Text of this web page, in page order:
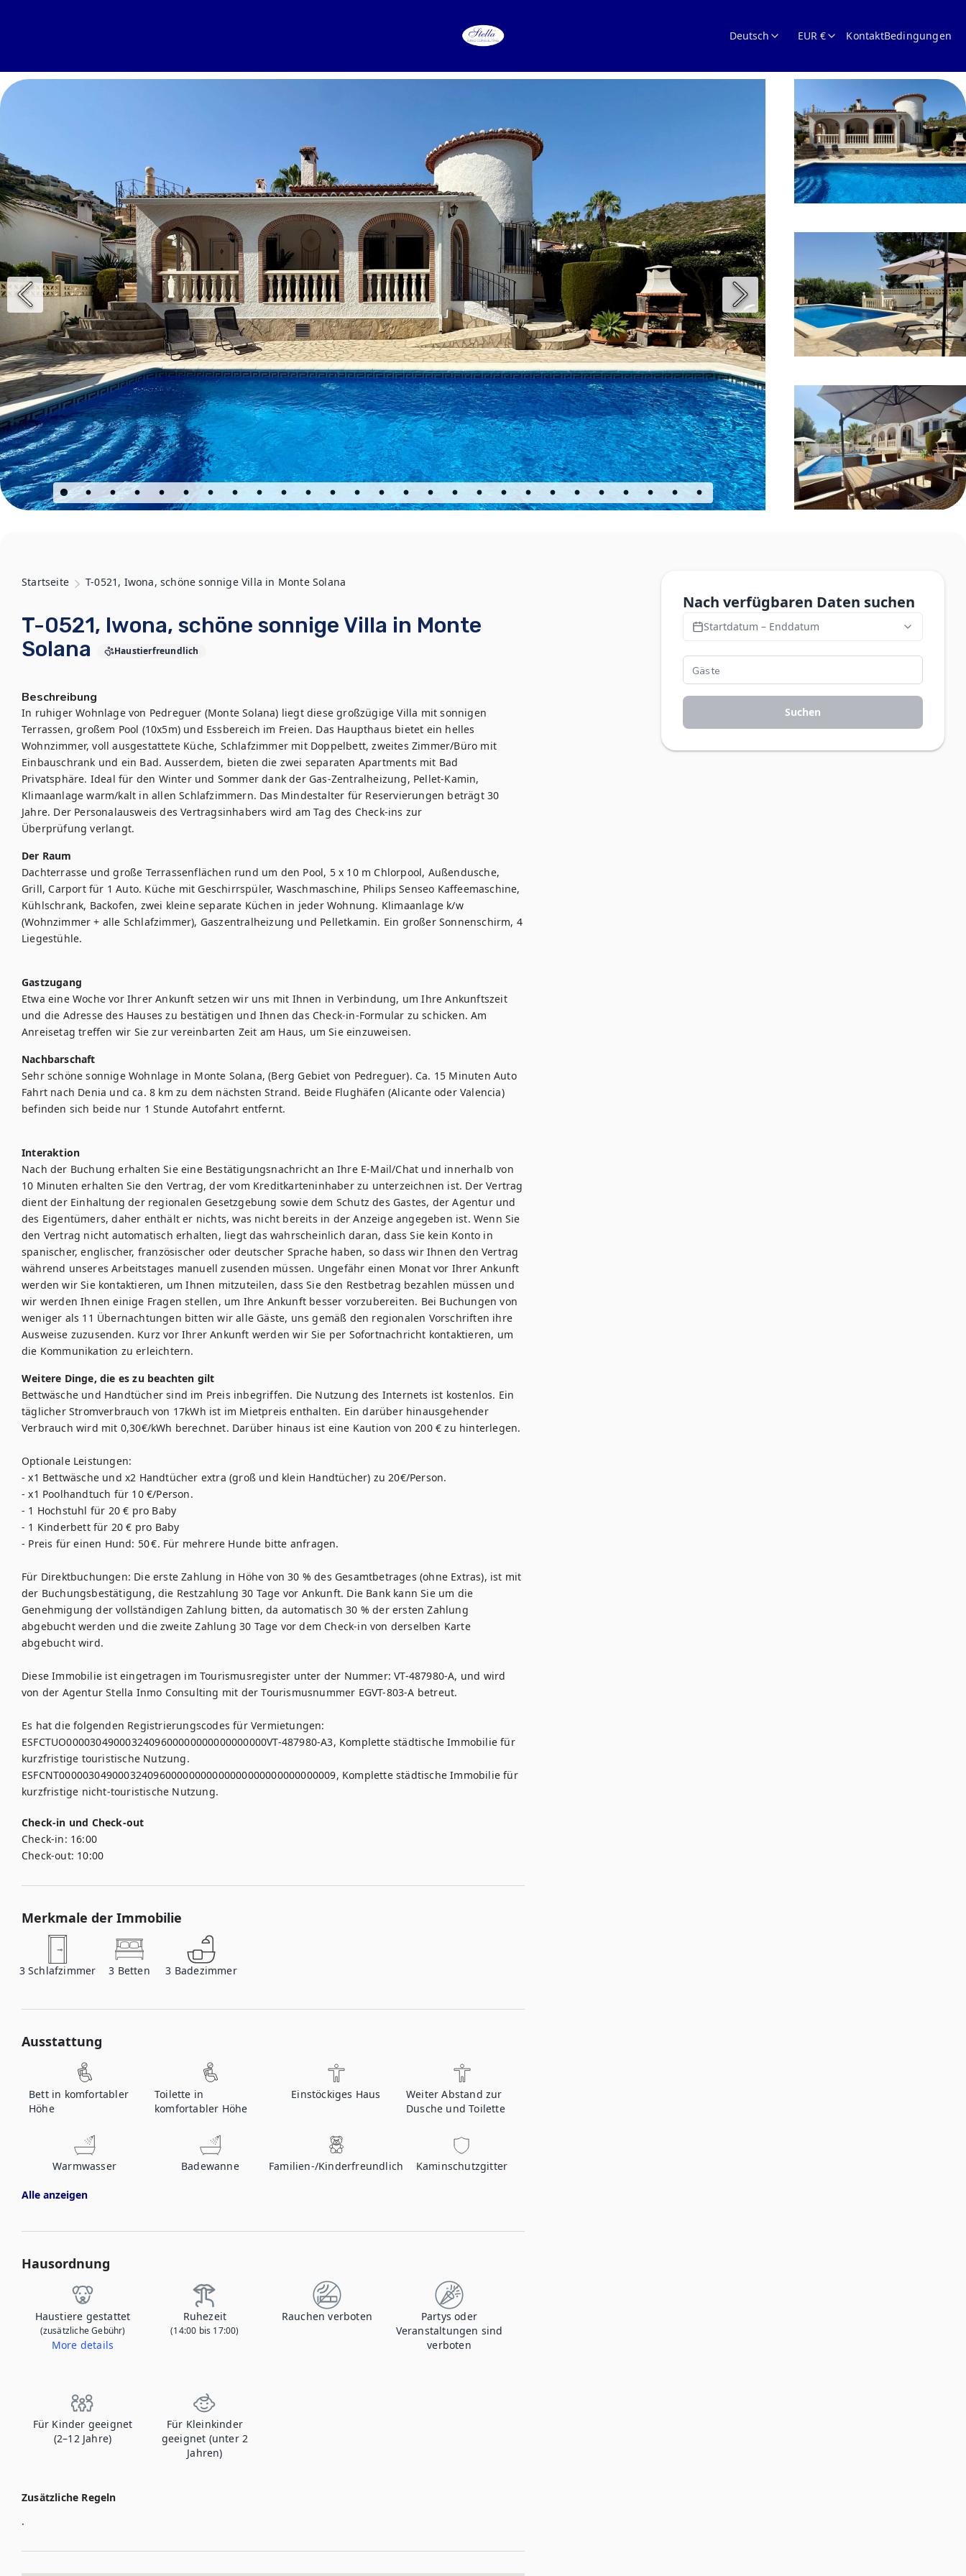
Deutsch EUR € KontaktBedingungen
Startseite T-0521, Iwona, schöne sonnige Villa in Monte Solana
T-0521, Iwona, schöne sonnige Villa in Monte
Solana
Haustierfreundlich
Beschreibung
In ruhiger Wohnlage von Pedreguer (Monte Solana) liegt diese großzügige Villa mit sonnigen
Terrassen, großem Pool (10x5m) und Essbereich im Freien. Das Haupthaus bietet ein helles
Wohnzimmer, voll ausgestattete Küche, Schlafzimmer mit Doppelbett, zweites Zimmer/Büro mit
Einbauschrank und ein Bad. Ausserdem, bieten die zwei separaten Apartments mit Bad
Privatsphäre. Ideal für den Winter und Sommer dank der Gas-Zentralheizung, Pellet-Kamin,
Klimaanlage warm/kalt in allen Schlafzimmern. Das Mindestalter für Reservierungen beträgt 30
Jahre. Der Personalausweis des Vertragsinhabers wird am Tag des Check-ins zur
Überprüfung verlangt.
Der Raum
Dachterrasse und große Terrassenflächen rund um den Pool, 5 x 10 m Chlorpool, Außendusche,
Grill, Carport für 1 Auto. Küche mit Geschirrspüler, Waschmaschine, Philips Senseo Kaffeemaschine,
Kühlschrank, Backofen, zwei kleine separate Küchen in jeder Wohnung. Klimaanlage k/w
(Wohnzimmer + alle Schlafzimmer), Gaszentralheizung und Pelletkamin. Ein großer Sonnenschirm, 4
Liegestühle.
Gastzugang
Etwa eine Woche vor Ihrer Ankunft setzen wir uns mit Ihnen in Verbindung, um Ihre Ankunftszeit
und die Adresse des Hauses zu bestätigen und Ihnen das Check-in-Formular zu schicken. Am
Nachbarschaft
Sehr schöne sonnige Wohnlage in Monte Solana, (Berg Gebiet von Pedreguer). Ca. 15 Minuten Auto
Fahrt nach Denia und ca. 8 km zu dem nächsten Strand. Beide Flughäfen (Alicante oder Valencia)
befinden sich beide nur 1 Stunde Autofahrt entfernt.
Interaktion
Nach der Buchung erhalten Sie eine Bestätigungsnachricht an Ihre E-Mail/Chat und innerhalb von
10 Minuten erhalten Sie den Vertrag, der vom Kreditkarteninhaber zu unterzeichnen ist. Der Vertrag
dient der Einhaltung der regionalen Gesetzgebung sowie dem Schutz des Gastes, der Agentur und
des Eigentümers, daher enthält er nichts, was nicht bereits in der Anzeige angegeben ist. Wenn Sie
den Vertrag nicht automatisch erhalten, liegt das wahrscheinlich daran, dass Sie kein Konto in
spanischer, englischer, französischer oder deutscher Sprache haben, so dass wir Ihnen den Vertrag
während unseres Arbeitstages manuell zusenden müssen. Ungefähr einen Monat vor Ihrer Ankunft
werden wir Sie kontaktieren, um Ihnen mitzuteilen, dass Sie den Restbetrag bezahlen müssen und
wir werden Ihnen einige Fragen stellen, um Ihre Ankunft besser vorzubereiten. Bei Buchungen von
weniger als 11 Übernachtungen bitten wir alle Gäste, uns gemäß den regionalen Vorschriften ihre
Ausweise zuzusenden. Kurz vor Ihrer Ankunft werden wir Sie per Sofortnachricht kontaktieren, um
Weitere Dinge, die es zu beachten gilt
Bettwäsche und Handtücher sind im Preis inbegriffen. Die Nutzung des Internets ist kostenlos. Ein
täglicher Stromverbrauch von 17kWh ist im Mietpreis enthalten. Ein darüber hinausgehender
Verbrauch wird mit 0,30€/kWh berechnet. Darüber hinaus ist eine Kaution von 200 € zu hinterlegen.
Optionale Leistungen:
- x1 Bettwäsche und x2 Handtücher extra (groß und klein Handtücher) zu 20€/Person.
- x1 Poolhandtuch für 10 €/Person.
- 1 Hochstuhl für 20 € pro Baby
- 1 Kinderbett für 20 € pro Baby
- Preis für einen Hund: 50 €. Für mehrere Hunde bitte anfragen.
Für Direktbuchungen: Die erste Zahlung in Höhe von 30 % des Gesamtbetrages (ohne Extras), ist mit
der Buchungsbestätigung, die Restzahlung 30 Tage vor Ankunft. Die Bank kann Sie um die
Genehmigung der vollständigen Zahlung bitten, da automatisch 30 % der ersten Zahlung
abgebucht werden und die zweite Zahlung 30 Tage vor dem Check-in von derselben Karte
abgebucht wird.
Diese Immobilie ist eingetragen im Tourismusregister unter der Nummer: VT-487980-A, und wird
von der Agentur Stella Inmo Consulting mit der Tourismusnummer EGVT-803-A betreut.
Es hat die folgenden Registrierungscodes für Vermietungen:
ESFCTUO0000304900032409600000000000000000VT-487980-A3, Komplette städtische Immobilie für
kurzfristige touristische Nutzung.
ESFCNT00000304900032409600000000000000000000000000009, Komplette städtische Immobilie für
Check-in und Check-out
Check-in: 16:00
Check-out: 10:00
Merkmale der Immobilie
3 Schlafzimmer 3 Betten 3 Badezimmer
Ausstattung
Bett in komfortabler
Höhe
Toilette in
komfortabler Höhe
Einstöckiges Haus
Weiter Abstand zur
Dusche und Toilette
Warmwasser Badewanne Familien-/Kinderfreundlich Kaminschutzgitter
Alle anzeigen
Hausordnung
Haustiere gestattet
(zusätzliche Gebühr)
More details
Ruhezeit
(14:00 bis 17:00)
Rauchen verboten
Partys oder
Veranstaltungen sind
verboten
Für Kinder geeignet
(2–12 Jahre)
Für Kleinkinder
geeignet (unter 2
Jahren)
Zusätzliche Regeln
.
Nach verfügbaren Daten suchen
Startdatum – Enddatum
Suchen